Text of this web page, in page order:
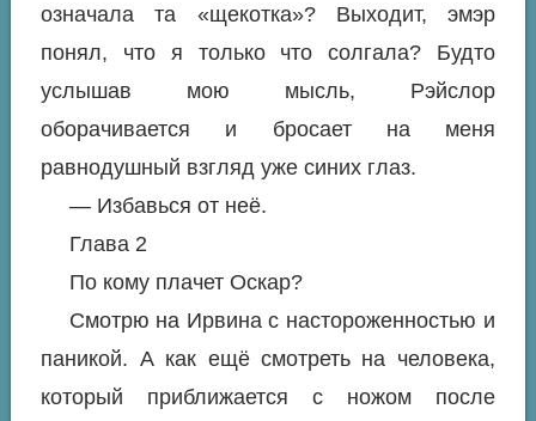
означала та «щекотка»? Выходит, эмэр
понял, что я только что солгала? Будто
услышав мою мысль, Рэйслор
оборачивается и бросает на меня
равнодушный взгляд уже синих глаз.
— Избавься от неё.
Глава 2
По кому плачет Оскар?
Смотрю на Ирвина с настороженностью и
паникой. А как ещё смотреть на человека,
который приближается с ножом после